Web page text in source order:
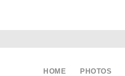
HOME PHOTOS